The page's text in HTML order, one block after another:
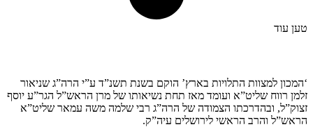
טען עוד
‘המכון למצוות התלויות בארץ’ הוקם בשנת תשנ”ד ע”י הרה”ג שניאור
זלמן רווח שליט”א ועומד מאז תחת נשיאותו של מרן הראש”ל הגר”ע יוסף
זצוק”ל, ובהדרכתו הצמודה של הרה”ג רבי שלמה משה עמאר שליט”א
הראש”ל והרב הראשי לירושלים עיה”ק.